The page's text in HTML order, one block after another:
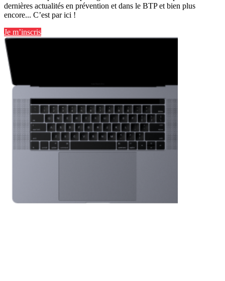
dernières actualités en prévention et dans le BTP et bien plus
encore... C’est par ici !
Je m’inscris